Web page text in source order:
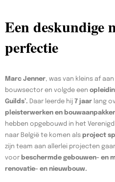
Een deskundige
perfectie
Marc Jenner, was van kleins af
bouwsector en volgde een
Guilds’. Daar leerde hij 7 jaar lang
pleisterwerken en
hebben opgebouwd in het
naar België te komen als project
zijn team aan allerlei projecten
voor beschermde gebouwen- en
renovatie- en nieuwbouw.